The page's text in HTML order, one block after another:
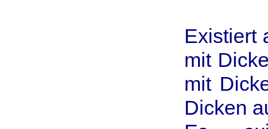
Existiert
mit
mit
Dicken